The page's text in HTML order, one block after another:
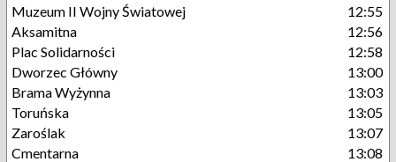
Muzeum II Wojny Światowej
12:55
Aksamitna
12:56
Plac Solidarności
12:58
Dworzec Główny
13:00
Brama Wyżynna
13:03
Toruńska
13:05
Zaroślak
13:07
Cmentarna
13:08